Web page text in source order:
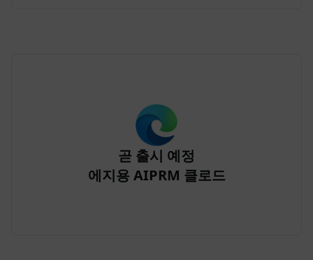
곧 출시 예정
에지용 AIPRM 클로드